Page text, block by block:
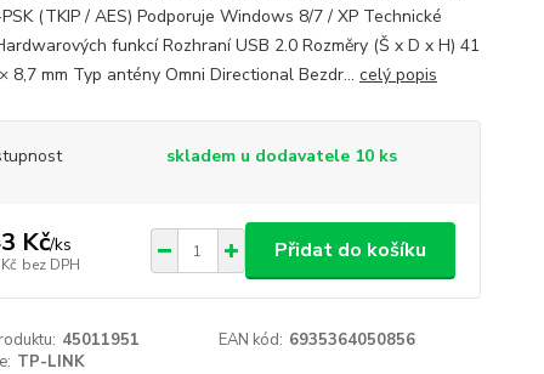
(TKIP / AES) Podporuje Windows 8/7 / XP Technické
funkcí Rozhraní USB 2.0 Rozměry (Š x D x H) 41
8,7 mm Typ antény Omni Directional Bezdr... celý popis
skladem u dodavatele 10 ks
Kč/ks
bez DPH
Přidat do košíku
45011951 EAN kód: 6935364050856
TP-LINK